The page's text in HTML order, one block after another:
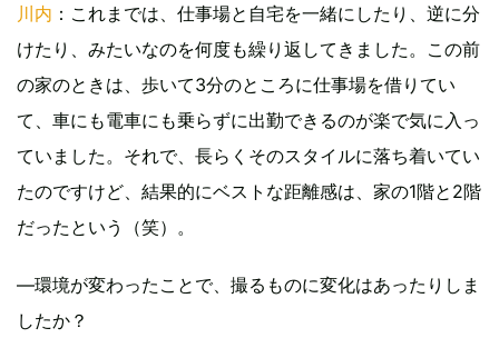
川内 ：これまでは、仕事場と自宅を一緒にしたり、逆に分
けたり、みたいなのを何度も繰り返してきました。この前
の家のときは、歩いて3分のところに仕事場を借りてい
て、車にも電車にも乗らずに出勤できるのが楽で気に入っ
ていました。それで、長らくそのスタイルに落ち着いてい
たのですけど、結果的にベストな距離感は、家の1階と2階
だったという（笑）。
―環境が変わったことで、撮るものに変化はあったりしま
したか？